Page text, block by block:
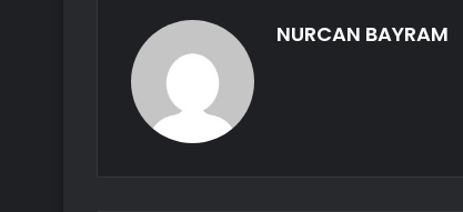
NURCAN BAYRAM